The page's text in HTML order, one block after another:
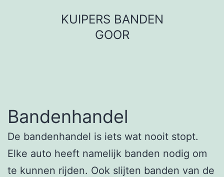
KUIPERS BANDEN
GOOR
Bandenhandel
De bandenhandel is iets wat nooit stopt.
Elke auto heeft namelijk banden nodig om
te kunnen rijden. Ook slijten banden van de